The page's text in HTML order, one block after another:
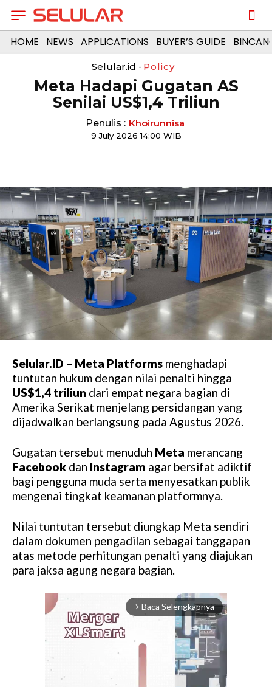
HOME NEWS APPLICATIONS BUYER’S GUIDE
Selular.id - Policy
Meta Hadapi Gugatan AS
Senilai US$1,4 Triliun
Penulis : Khoirunnisa
9 July 2026 14:00 WIB
Selular.ID – Meta Platforms menghadapi
tuntutan hukum dengan nilai penalti hingga
US$1,4 triliun dari empat negara bagian di
Amerika Serikat menjelang persidangan yang
dijadwalkan berlangsung pada Agustus 2026.
Gugatan tersebut menuduh Meta merancang
Facebook dan Instagram agar bersifat adiktif
bagi pengguna muda serta menyesatkan publik
mengenai tingkat keamanan platformnya.
Nilai tuntutan tersebut diungkap Meta sendiri
dalam dokumen pengadilan sebagai tanggapan
atas metode perhitungan penalti yang diajukan
para jaksa agung negara bagian.
arrow_forward_ios Baca Selengkapnya